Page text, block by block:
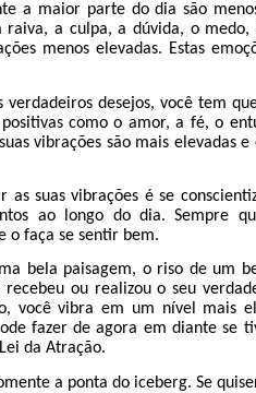
a maior parte do dia são
raiva, a culpa, a dúvida, o
menos elevadas. Estas
verdadeiros desejos, você tem
como o amor, a fé, o
vibrações são mais
suas vibrações é se
ao longo do dia. Sempre
o faça se sentir bem.
bela paisagem, o riso de um
ou realizou o seu
você vibra em um nível mais
fazer de agora em diante se
da Atração.
a ponta do iceberg. Se